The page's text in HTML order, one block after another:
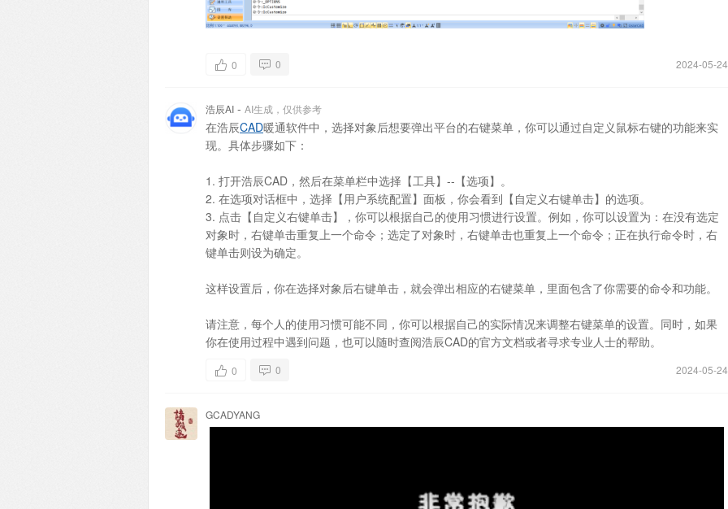
2024-05-24
0 0
浩辰AI - AI生成，仅供参考
在浩辰CAD暖通软件中，选择对象后想要弹出平台的右键菜单，你可以通过自定义鼠标右键的功能来实
现。具体步骤如下：
1. 打开浩辰CAD，然后在菜单栏中选择【工具】--【选项】。
2. 在选项对话框中，选择【用户系统配置】面板，你会看到【自定义右键单击】的选项。
3. 点击【自定义右键单击】，你可以根据自己的使用习惯进行设置。例如，你可以设置为：在没有选定
对象时，右键单击重复上一个命令；选定了对象时，右键单击也重复上一个命令；正在执行命令时，右
键单击则设为确定。
这样设置后，你在选择对象后右键单击，就会弹出相应的右键菜单，里面包含了你需要的命令和功能。
请注意，每个人的使用习惯可能不同，你可以根据自己的实际情况来调整右键菜单的设置。同时，如果
你在使用过程中遇到问题，也可以随时查阅浩辰CAD的官方文档或者寻求专业人士的帮助。
2024-05-24
0 0
GCADYANG